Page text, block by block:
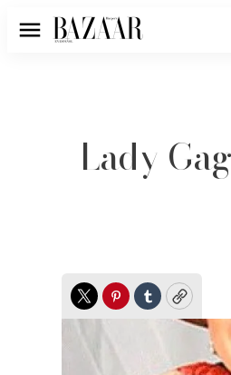
Menú
Lady
TwitterPinterest
TumblrCopy